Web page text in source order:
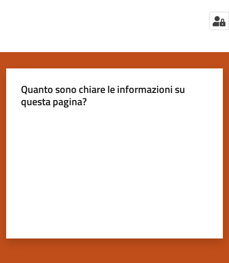
Quanto sono chiare le informazioni su
questa pagina?